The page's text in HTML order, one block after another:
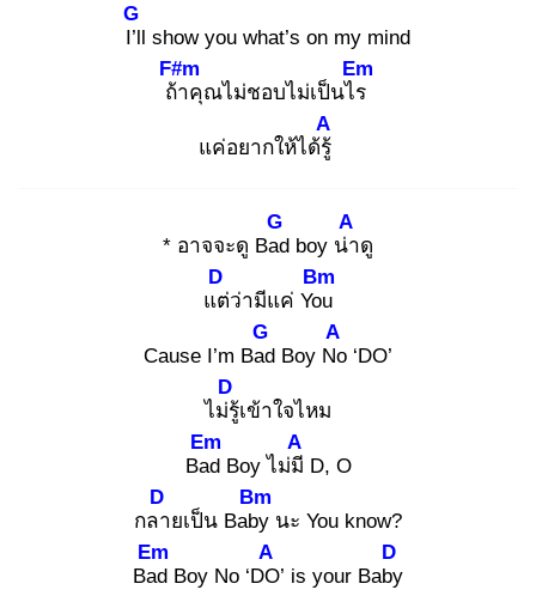
I’ll
G
show you what’s on my mind
ถ้า
F#m
คุณไม่ชอบไม่เป็นไร
Em
แค่อยากให้ได้รู้
A
* อาจจะดู Bad
G
boy น่า
A
ดู
แต่
D
ว่ามีแค่ You
Bm
Cause I’m Bad
G
Boy No
A
‘DO’
ไม่รู้
D
เข้าใจไหม
Bad
Em
Boy ไม่มี
A
D, O
กลา
D
ยเป็น Baby
Bm
นะ You know?
Bad
Em
Boy No ‘DO
A
’ is your Baby
D